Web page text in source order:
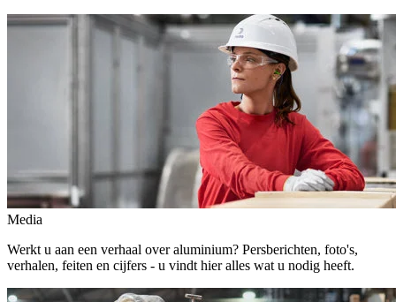
Media
Werkt u aan een verhaal over aluminium? Persberichten, foto's,
verhalen, feiten en cijfers - u vindt hier alles wat u nodig heeft.